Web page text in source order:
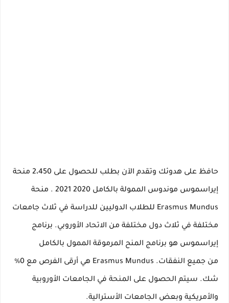
حافظ على هدوئك وتقدم الآن بطلب للحصول على 2،450 منحة
إيراسموس موندوس الممولة بالكامل 2020 2021 . منحة
Erasmus Mundus للطلاب الدوليين للدراسة في ثلاث جامعات
مختلفة في ثلاث دول مختلفة من الاتحاد الأوروبي. برنامج
إيراسموس هو برنامج المنح المرموقة الممول بالكامل
من جميع النفقات. Erasmus Mundus هي أرقى الفرص مع 0٪
شك. سيتم الحصول على المنحة في الجامعات الأوروبية
والأمريكية وبعض الجامعات الأسترالية.